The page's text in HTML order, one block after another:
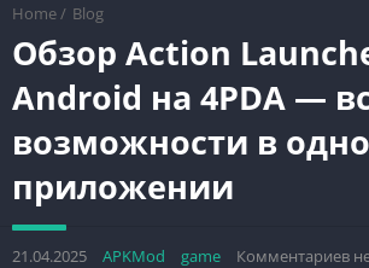
Home / Blog
Обзор Action
Android на 4PDA —
возможности в
приложении
21.04.2025 APKMod game Комментариев